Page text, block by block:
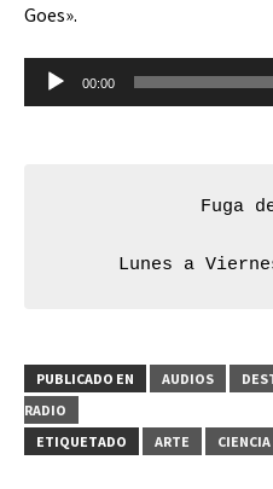
Goes».
Reproductor
00:00
Fuga
Lunes a
PUBLICADO EN AUDIOS
RADIO
ETIQUETADO
ARTE CIENCIA